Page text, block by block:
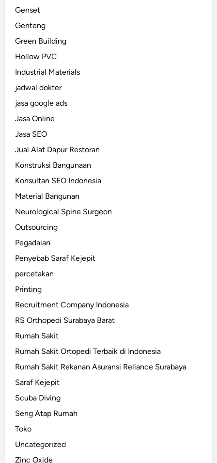
Genset
Genteng
Green Building
Hollow PVC
Industrial Materials
jadwal dokter
jasa google ads
Jasa Online
Jasa SEO
Jual Alat Dapur Restoran
Konstruksi Bangunaan
Konsultan SEO Indonesia
Material Bangunan
Neurological Spine Surgeon
Outsourcing
Pegadaian
Penyebab Saraf Kejepit
percetakan
Printing
Recruitment Company Indonesia
RS Orthopedi Surabaya Barat
Rumah Sakit
Rumah Sakit Ortopedi Terbaik di Indonesia
Rumah Sakit Rekanan Asuransi Reliance Surabaya
Saraf Kejepit
Scuba Diving
Seng Atap Rumah
Toko
Uncategorized
Zinc Oxide